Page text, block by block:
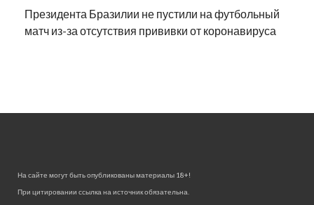
Президента Бразилии не пустили на футбольный
матч из-за отсутствия прививки от коронавируса
На сайте могут быть опубликованы материалы 18+!
При цитировании ссылка на источник обязательна.